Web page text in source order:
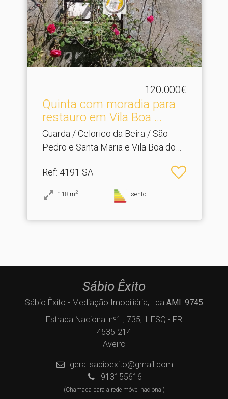
120.000€
Quinta com moradia para
restauro em Vila Boa .​..
Guarda / Celorico da Beira / São
Pedro e Santa Maria e Vila Boa do
Ref: 4191 SA
118 m2 Isento
Sábio Êxito
Sábio Êxito - Mediação Imobiliária, Lda AMI: 9745
Estrada Nacional nº1 , 735, 1 ESQ - FR
4535-214
Aveiro
geral.sabioexito@gmail.com
913155616
(Chamada para a rede móvel nacional)